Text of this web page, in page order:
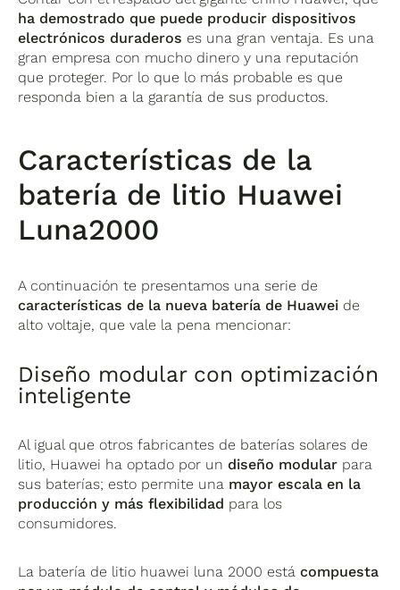
ha demostrado que puede producir dispositivos
electrónicos duraderos es una gran ventaja. Es una
gran empresa con mucho dinero y una reputación
que proteger. Por lo que lo más probable es que
responda bien a la garantía de sus productos.
Características de la
batería de litio Huawei
Luna2000
A continuación te presentamos una serie de
características de la nueva batería de Huawei de
alto voltaje, que vale la pena mencionar:
Diseño modular con optimización
inteligente
Al igual que otros fabricantes de baterías solares de
litio, Huawei ha optado por un diseño modular para
sus baterías; esto permite una mayor escala en la
producción y más flexibilidad para los
consumidores.
La batería de litio huawei luna 2000 estácompuesta